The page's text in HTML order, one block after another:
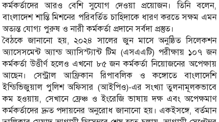
কর্মকর্তাদের আরও বেশি সুযোগ দেওয়া প্রয়োজন। তিনি বলেন,
বাংলাদেশ শান্তি মিশনের পরিবর্তিত চাহিদাকে ধারণ করতে সক্ষম এমন
অত্যন্ত যোগ্য পুরুষ ও নারী কর্মকর্তা প্রদানে সর্বদা প্রস্তুত।
বৈঠকে জানানো হয়, ২০২৪ সালের জুন মাসে অনুষ্ঠিত সিলেকশন
অ্যাসেসমেন্ট অ্যান্ড অ্যাসিস্ট্যান্ট টিম (এসএএটি) পরীক্ষায় ১০৭ জন
কর্মকর্তা উত্তীর্ণ হলেও এখনো ৮৫ জন কর্মকর্তা নিয়োজনের অপেক্ষায়
আছেন। সেন্ট্রাল আফ্রিকান রিপাবলিক ও কঙ্গোতে বাংলাদেশি
ইন্ডিভিজুয়াল পুলিশ অফিসার (আইপিও)-এর সংখ্যা তুলনামূলকভাবে
কম হওয়ায়, সেখানে ফ্রেঞ্চ ও ইংরেজি ভাষায় দক্ষ এবং অপেক্ষমাণ
কর্মকর্তাদের দ্রুত পদায়নের অনুরোধ জানানো হয়। একইসঙ্গে, বর্তমান